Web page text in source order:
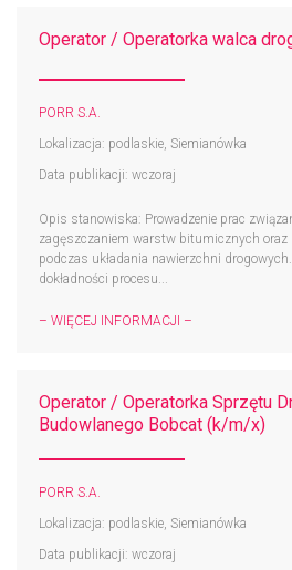
Operator / Operatorka walca
PORR S.A.
Lokalizacja: podlaskie, Siemianówka
Data publikacji: wczoraj
Opis stanowiska: Prowadzenie prac
zagęszczaniem warstw bitumicznych
podczas układania nawierzchni
dokładności procesu...
– WIĘCEJ INFORMACJI –
Operator / Operatorka Sprzętu
Budowlanego Bobcat (k/m/x)
PORR S.A.
Lokalizacja: podlaskie, Siemianówka
Data publikacji: wczoraj